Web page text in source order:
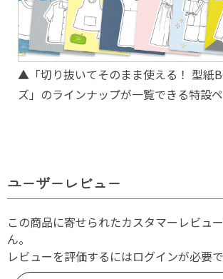
▲「切り抜いてそのまま使える！ 型紙
ズ」のラインナップが一覧できる特設
ユーザーレビュー
この商品に寄せられたカスタマーレビュ
ん。
レビューを評価するにはログインが必要で